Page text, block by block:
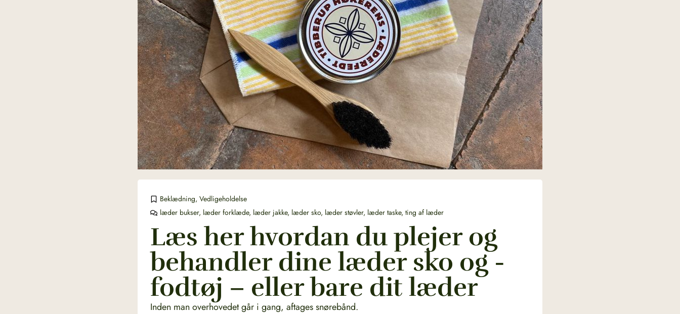
Beklædning, Vedligeholdelse
læder bukser, læder forklæde, læder jakke, læder sko, læder støvler, læder taske, ting af læder
Læs her hvordan du plejer og
behandler dine læder sko og -
fodtøj – eller bare dit læder
Inden man overhovedet går i gang, aftages snørebånd.